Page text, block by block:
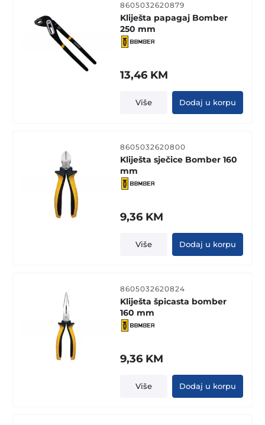
8605032620879
Kliješta papagaj Bomber
250 mm
13,46 KM
Više Dodaj u korpu
8605032620800
Kliješta sječice Bomber 160
mm
9,36 KM
Više Dodaj u korpu
8605032620824
Kliješta špicasta bomber
160 mm
9,36 KM
Više Dodaj u korpu